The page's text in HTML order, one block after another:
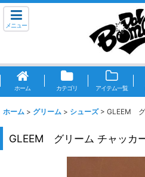
メニュー
ホーム カテゴリ アイテム一覧
ホーム > グリーム > シューズ > GLEEM グ
GLEEM グリーム チャッカ